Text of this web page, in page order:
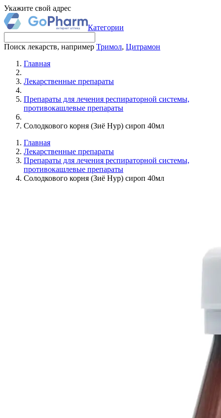
Укажите свой адрес
Категории
Поиск лекарств, например Тримол, Цитрамон
Главная
Лекарственные препараты
Препараты для лечения респираторной системы,
противокашлевые препараты
Солодкового корня (Зиё Нур) сироп 40мл
Главная
Лекарственные препараты
Препараты для лечения респираторной системы,
противокашлевые препараты
Солодкового корня (Зиё Нур) сироп 40мл